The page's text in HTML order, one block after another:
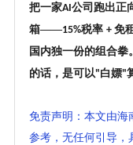
把一家AI公司跑出正
箱——15%税率 + 免
国内独一份的组合
的话，是可以"白嫖"
免责声明：本文由海
参考，无任何引导，